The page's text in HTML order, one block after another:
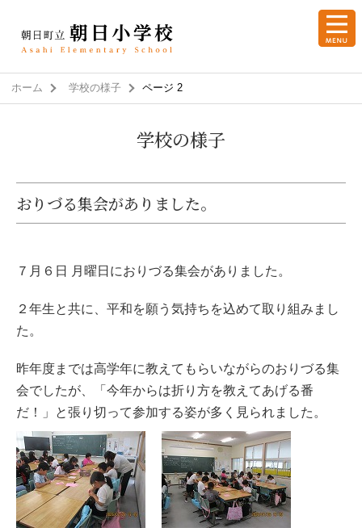
ホーム 学校の様子 ページ 2
学校の様子
おりづる集会がありました。
７月６日 月曜日におりづる集会がありました。
２年生と共に、平和を願う気持ちを込めて取り組みまし
た。
昨年度までは高学年に教えてもらいながらのおりづる集
会でしたが、「今年からは折り方を教えてあげる番
だ！」と張り切って参加する姿が多く見られました。